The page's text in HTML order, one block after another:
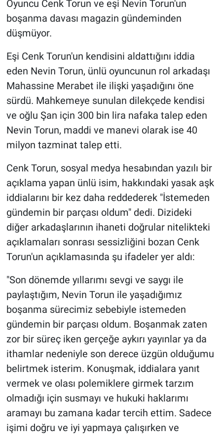
Oyuncu Cenk Torun ve eşi Nevin Torun'un
boşanma davası magazin gündeminden
düşmüyor.
Eşi Cenk Torun'un kendisini aldattığını iddia
eden Nevin Torun, ünlü oyuncunun rol arkadaşı
Mahassine Merabet ile ilişki yaşadığını öne
sürdü. Mahkemeye sunulan dilekçede kendisi
ve oğlu Şan için 300 bin lira nafaka talep eden
Nevin Torun, maddi ve manevi olarak ise 40
milyon tazminat talep etti.
Cenk Torun, sosyal medya hesabından yazılı bir
açıklama yapan ünlü isim, hakkındaki yasak aşk
iddialarını bir kez daha reddederek "İstemeden
gündemin bir parçası oldum" dedi. Dizideki
diğer arkadaşlarının ihaneti doğrular nitelikteki
açıklamaları sonrası sessizliğini bozan Cenk
Torun'un açıklamasında şu ifadeler yer aldı:
"Son dönemde yıllarımı sevgi ve saygı ile
paylaştığım, Nevin Torun ile yaşadığımız
boşanma sürecimiz sebebiyle istemeden
gündemin bir parçası oldum. Boşanmak zaten
zor bir süreç iken gerçeğe aykırı yayınlar ya da
ithamlar nedeniyle son derece üzgün olduğumu
belirtmek isterim. Konuşmak, iddialara yanıt
vermek ve olası polemiklere girmek tarzım
olmadığı için susmayı ve hukuki haklarımı
aramayı bu zamana kadar tercih ettim. Sadece
işimi doğru ve iyi yapmaya çalışırken ve
Gündem Özel
Haber
İlan
Kimdir
Koronavirüs
Kültür Sanat
Ne demişti
Nedir
Programlar
Sağlık
Spor
Teknoloji
Türkiye'nin Geleceği
Türkiye'nin Gündemi
Yerel Gündem